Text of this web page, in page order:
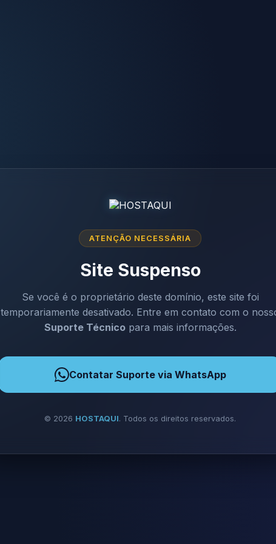
ATENÇÃO NECESSÁRIA
Site Suspenso
Se você é o proprietário deste domínio, este site foi
temporariamente desativado. Entre em contato com o
Suporte Técnicopara mais informações.
Contatar Suporte via WhatsApp
© 2026 HOSTAQUI. Todos os direitos reservados.